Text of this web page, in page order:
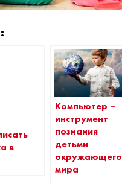
в
Компьютер –
инструмент
познания
детьми
окружающего
мира